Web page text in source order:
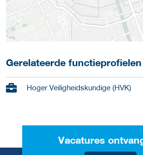
Gerelateerde functieprofielen
Hoger Veiligheidskundige (HVK)
Vacatures